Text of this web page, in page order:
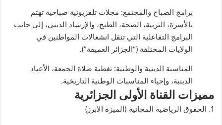
برامج الصباح والمجتمع: مجلات تلفزيونية صباحية تهتم
بالأسرة، التربية، الصحة، الطبخ، والإرشاد الديني، إلى جانب
البرامج التفاعلية التي تنقل انشغالات المواطنين في
الولايات المختلفة (“الجزائر العميقة”).
المناسبة الدينية والوطنية: تغطية صلاة الجمعة، الأعياد
الدينية، وإحياء المناسبات الوطنية التاريخية.
مميزات القناة الأولى الجزائرية
1. الحقوق الرياضية المجانية (الميزة الأبرز)